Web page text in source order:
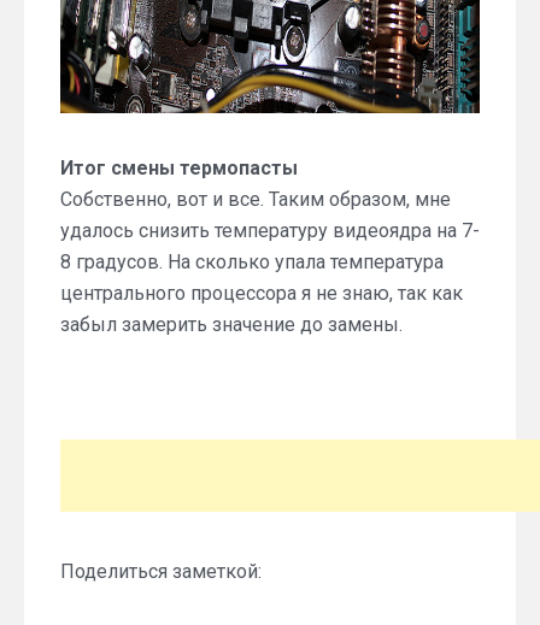
Итог смены термопасты
Собственно, вот и все. Таким образом, мне
удалось снизить температуру видеоядра на 7-
8 градусов. На сколько упала температура
центрального процессора я не знаю, так как
забыл замерить значение до замены.
Поделиться заметкой: